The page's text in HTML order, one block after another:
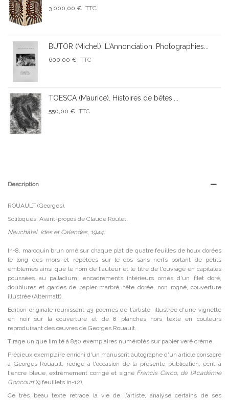
3 000,00 € TTC
BUTOR (Michel). L'Annonciation. Photographies...
600,00 € TTC
TOESCA (Maurice). Histoires de bêtes....
550,00 € TTC
Description
ROUAULT (Georges).
Soliloques. Avant-propos de Claude Roulet.
Neuchâtel, Ides et Calendes, 1944.
In-8, maroquin brun orné sur chaque plat de quatre feuilles de houx dorées
le long des mors et répétées sur le dos sans nerfs portant de petits
emblèmes ainsi que le nom de l'auteur et le titre de l'ouvrage en capitales
poussées au palladium; encadrements intérieurs ornés d'un filet doré,
doublures et gardes de papier marbré, tête dorée, non rogné, couverture
illustrée (Altermatt).
Edition originale réunissant 43 poèmes de l'artiste, illustrée d'une vignette
en noir sur la couverture et de 8 planches hors texte en couleurs
reproduisant des œuvres de Georges Rouault.
Tirage unique limité à 850 exemplaires numérotés sur papier veré crème.
Précieux exemplaire enrichi d'un manuscrit autographe d'un article consacré
à Georges Rouault, rédigé à l'occasion de la présente publication, écrit à
l'encre bleue, extrêmement corrigé et signé Francis Carco, de l'Académie
Goncourt(9 feuillets in-12).
Ce très beau texte retrace la vie de l'artiste, analyse certains de ses